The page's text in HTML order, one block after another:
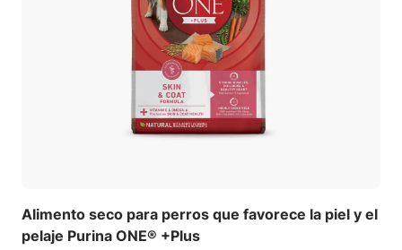
Alimento seco para perros que favorece la piel y el
pelaje Purina ONE® +Plus